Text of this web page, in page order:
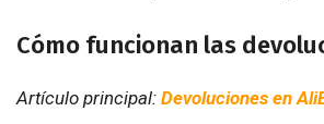
Cómo funcionan las
Artículo principal: Devoluciones en